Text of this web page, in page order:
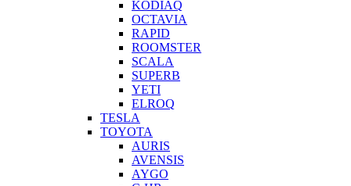
KODIAQ
OCTAVIA
RAPID
ROOMSTER
SCALA
SUPERB
YETI
ELROQ
TESLA
TOYOTA
AURIS
AVENSIS
AYGO